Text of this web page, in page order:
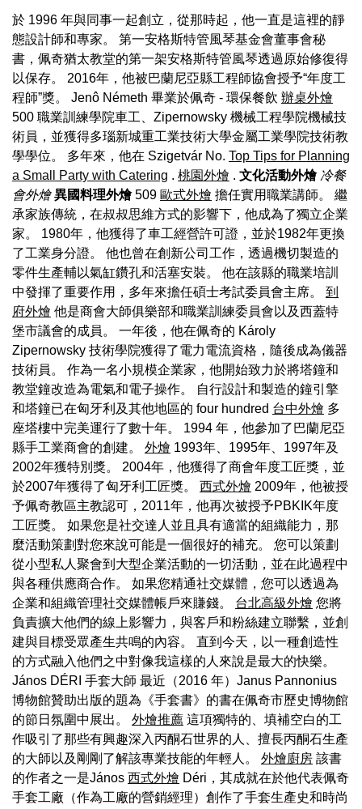
於 1996 年與同事一起創立，從那時起，他一直是這裡的靜
態設計師和專家。 第一安格斯特管風琴基金會董事會秘
書，佩奇猶太教堂的第一架安格斯特管風琴透過原始修復得
以保存。 2016年，他被巴蘭尼亞縣工程師協會授予“年度工
程師”獎。 Jenô Németh 畢業於佩奇 - 環保餐飲 辦桌外燴
500 職業訓練學院車工、Zipernowsky 機械工程學院機械技
術員，並獲得多瑙新城重工業技術大學金屬工業學院技術教
學學位。 多年來，他在 Szigetvár No. Top Tips for Planning
a Small Party with Catering . 桃園外燴 . 文化活動外燴 冷餐
會外燴 異國料理外燴509 歐式外燴 擔任實用職業講師。 繼
承家族傳統，在叔叔思維方式的影響下，他成為了獨立企業
家。 1980年，他獲得了車工經營許可證，並於1982年更換
了工業身分證。 他也曾在創新公司工作，透過機切製造的
零件生產輔以氣缸鑽孔和活塞安裝。 他在該縣的職業培訓
中發揮了重要作用，多年來擔任碩士考試委員會主席。 到
府外燴 他是商會大師俱樂部和職業訓練委員會以及西蓋特
堡市議會的成員。 一年後，他在佩奇的 Károly
Zipernowsky 技術學院獲得了電力電流資格，隨後成為儀器
技術員。 作為一名小規模企業家，他開始致力於將塔鐘和
教堂鐘改造為電氣和電子操作。 自行設計和製造的鐘引擎
和塔鐘已在匈牙利及其他地區的 four hundred 台中外燴 多
座塔樓中完美運行了數十年。 1994 年，他參加了巴蘭尼亞
縣手工業商會的創建。 外燴 1993年、1995年、1997年及
2002年獲特別獎。 2004年，他獲得了商會年度工匠獎，並
於2007年獲得了匈牙利工匠獎。 西式外燴 2009年，他被授
予佩奇教區主教認可，2011年，他再次被授予PBKIK年度
工匠獎。 如果您是社交達人並且具有適當的組織能力，那
麼活動策劃對您來說可能是一個很好的補充。 您可以策劃
從小型私人聚會到大型企業活動的一切活動，並在此過程中
與各種供應商合作。 如果您精通社交媒體，您可以透過為
企業和組織管理社交媒體帳戶來賺錢。 台北高級外燴 您將
負責擴大他們的線上影響力，與客戶和粉絲建立聯繫，並創
建與目標受眾產生共鳴的內容。 直到今天，以一種創造性
的方式融入他們之中對像我這樣的人來說是最大的快樂。
János DÉRI 手套大師 最近（2016 年）Janus Pannonius
博物館贊助出版的題為《手套書》的書在佩奇市歷史博物館
的節日氛圍中展出。 外燴推薦 這項獨特的、填補空白的工
作吸引了那些有興趣深入丙酮石世界的人、擅長丙酮石生產
的大師以及剛剛了解該專業技能的年輕人。 外燴廚房 該書
的作者之一是János 西式外燴 Déri，其成就在於他代表佩奇
手套工廠（作為工廠的營銷經理）創作了手套生產史和時尚